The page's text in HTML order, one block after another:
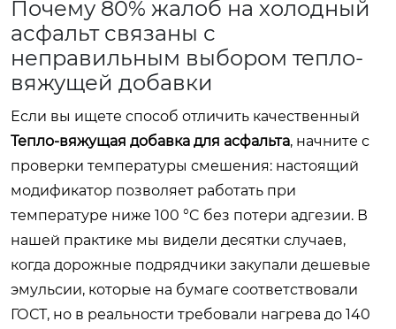
Почему 80% жалоб на холодный
асфальт связаны с
неправильным выбором тепло-
вяжущей добавки
Если вы ищете способ отличить качественный
Тепло-вяжущая добавка для асфальта, начните с
проверки температуры смешения: настоящий
модификатор позволяет работать при
температуре ниже 100 °C без потери адгезии. В
нашей практике мы видели десятки случаев,
когда дорожные подрядчики закупали дешевые
эмульсии, которые на бумаге соответствовали
ГОСТ, но в реальности требовали нагрева до 140